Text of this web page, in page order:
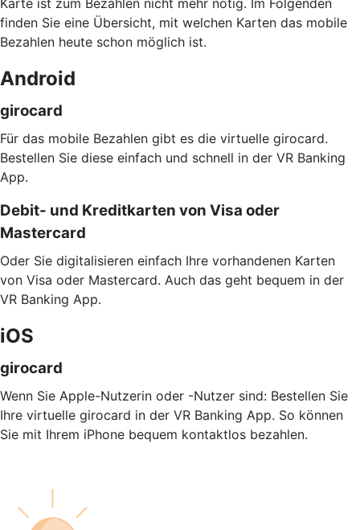
finden Sie eine Übersicht, mit welchen Karten das mobile
Bezahlen heute schon möglich ist.
Android
girocard
Für das mobile Bezahlen gibt es die virtuelle girocard.
Bestellen Sie diese einfach und schnell in der VR Banking
App.
Debit- und Kreditkarten von Visa oder
Mastercard
Oder Sie digitalisieren einfach Ihre vorhandenen Karten
von Visa oder Mastercard. Auch das geht bequem in der
VR Banking App.
iOS
girocard
Wenn Sie Apple-Nutzerin oder -Nutzer sind: Bestellen Sie
Ihre virtuelle girocard in der VR Banking App. So können
Sie mit Ihrem iPhone bequem kontaktlos bezahlen.